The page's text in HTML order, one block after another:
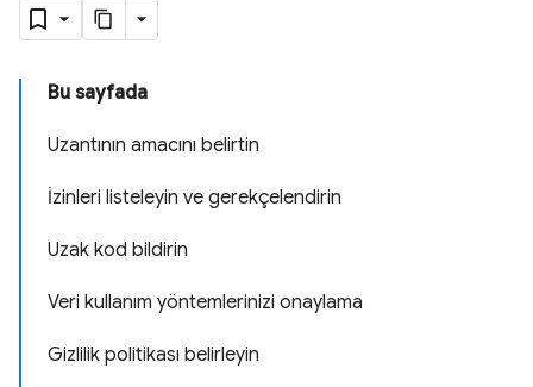
Bu sayfada
Uzantının amacını belirtin
İzinleri listeleyin ve gerekçelendirin
Uzak kod bildirin
Veri kullanım yöntemlerinizi onaylama
Gizlilik politikası belirleyin